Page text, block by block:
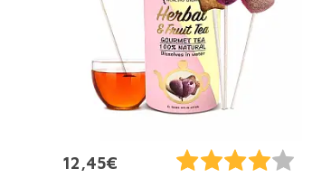
12,45€